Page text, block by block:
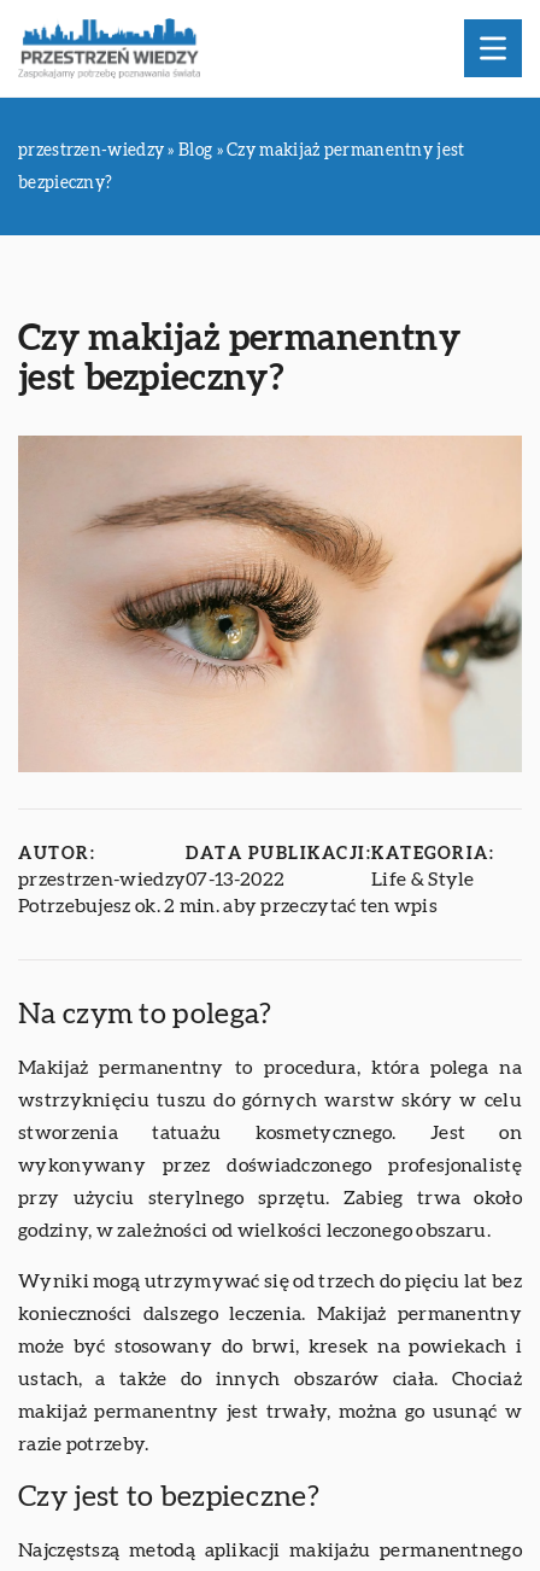
przestrzen-wiedzy »Blog »Czy makijaż permanentny jest
bezpieczny?
Czy makijaż permanentny
jest bezpieczny?
AUTOR:
przestrzen-wiedzy
DATA PUBLIKACJI:
07-13-2022
KATEGORIA:
Life & Style
Potrzebujesz ok. 2 min. aby przeczytać ten wpis
Na czym to polega?
Makijaż permanentny to procedura, która polega na
wstrzyknięciu tuszu do górnych warstw skóry w celu
stworzenia tatuażu kosmetycznego. Jest on
wykonywany przez doświadczonego profesjonalistę
przy użyciu sterylnego sprzętu. Zabieg trwa około
godziny, w zależności od wielkości leczonego obszaru.
Wyniki mogą utrzymywać się od trzech do pięciu lat bez
konieczności dalszego leczenia. Makijaż permanentny
może być stosowany do brwi, kresek na powiekach i
ustach, a także do innych obszarów ciała. Chociaż
makijaż permanentny jest trwały, można go usunąć w
razie potrzeby.
Czy jest to bezpieczne?
Najczęstszą metodą aplikacji makijażu permanentnego